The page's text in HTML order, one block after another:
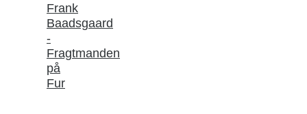
Frank
Baadsgaard
-
Fragtmanden
på
Fur